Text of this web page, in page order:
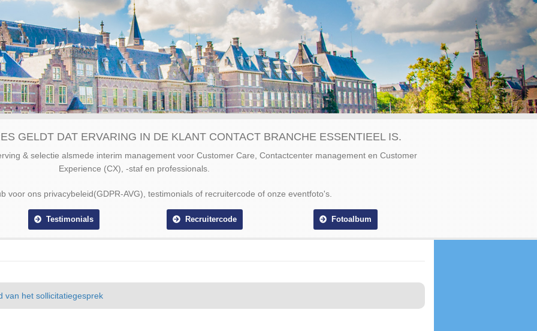
GELDT DAT ERVARING IN DE KLANT CONTACT BRANCHE ESSENTIEEL IS.
& selectie alsmede interim management voor Customer Care, Contactcenter management en Customer
Experience (CX), -staf en professionals.
voor ons privacybeleid(GDPR-AVG), testimonials of recruitercode of onze eventfoto's.
Testimonials Recruitercode Fotoalbum
van het sollicitatiegesprek